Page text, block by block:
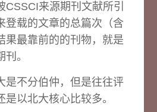
CSSCI来源期刊文献所引
登载的文章的总篇次（含
果最靠前的的刊物，就是
。
是不分伯仲，但是往往评
是以北大核心比较多。